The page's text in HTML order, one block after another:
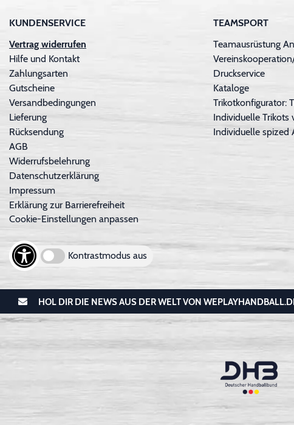
KUNDENSERVICE
Vertrag widerrufen
Hilfe und Kontakt
Zahlungsarten
Gutscheine
Versandbedingungen
Lieferung
Rücksendung
AGB
Widerrufsbelehrung
Datenschutzerklärung
Impressum
Erklärung zur Barrierefreiheit
Cookie-Einstellungen anpassen
Kontrastmodus aus
TEAMSPORT
Teamausrüstung
Druckservice
Kataloge
Trikotkonfigurator:
Individuelle
Individuelle spized
HOL DIR DIE NEWS AUS DER WELT VON